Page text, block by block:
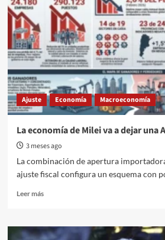
inversiones
llegó
Ajuste Economía Macroeconomía
La economía de Milei va a dejar una
3 meses ago
La combinación de apertura
ajuste fiscal configura un esquema con
Leer másRead
La
economía